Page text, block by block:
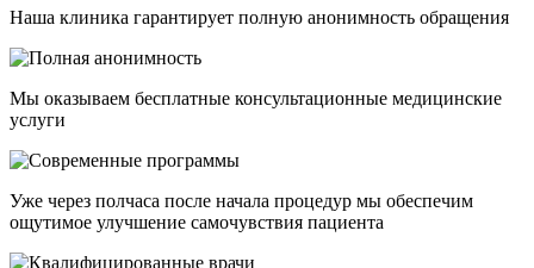
Наша клиника гарантирует полную анонимность обращения
Мы оказываем бесплатные консультационные медицинские
услуги
Уже через полчаса после начала процедур мы обеспечим
ощутимое улучшение самочувствия пациента